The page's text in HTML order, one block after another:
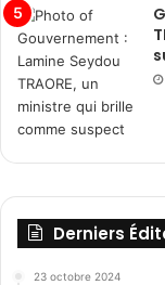
Derniers
23 octobre 2024